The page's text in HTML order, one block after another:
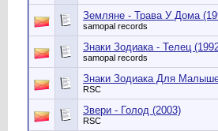
Земляне - Трава У Дома
samopal records
Знаки Зодиака - Телец
samopal records
Знаки Зодиака Для
RSC
Звери - Голод (2003)
RSC